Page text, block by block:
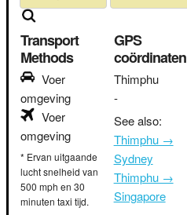
Transport
Methods
Voer
omgeving
Voer
omgeving
* Ervan uitgaande
lucht snelheid van
500 mph en 30
minuten taxi tijd.
GPS
coördinaten
Thimphu
-
See also:
Thimphu →
Sydney
Thimphu →
Singapore